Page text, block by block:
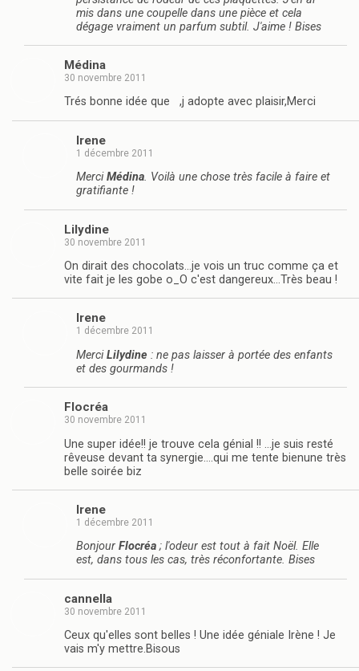
mis dans une coupelle dans une pièce et cela
dégage vraiment un parfum subtil. J'aime ! Bises
Médina
30 novembre 2011
Trés bonne idée que ,j adopte avec plaisir,Merci
Irene
1 décembre 2011
MerciMédina. Voilà une chose très facile à faire et
gratifiante !
Lilydine
30 novembre 2011
On dirait des chocolats…je vois un truc comme ça et
vite fait je les gobe o_O c'est dangereux…Très beau !
Irene
1 décembre 2011
MerciLilydine : ne pas laisser à portée des enfants
et des gourmands !
Flocréa
30 novembre 2011
Une super idée!! je trouve cela génial !! …je suis resté
rêveuse devant ta synergie….qui me tente bienune très
belle soirée biz
Irene
1 décembre 2011
Bonjour Flocréa ; l'odeur est tout à fait Noël. Elle
est, dans tous les cas, très réconfortante. Bises
cannella
30 novembre 2011
Ceux qu'elles sont belles ! Une idée géniale Irène ! Je
vais m'y mettre.Bisous